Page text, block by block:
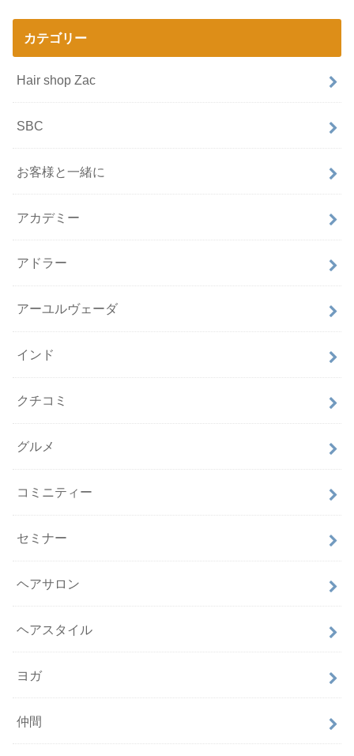
カテゴリー
Hair shop Zac
SBC
お客様と一緒に
アカデミー
アドラー
アーユルヴェーダ
インド
クチコミ
グルメ
コミニティー
セミナー
ヘアサロン
ヘアスタイル
ヨガ
仲間